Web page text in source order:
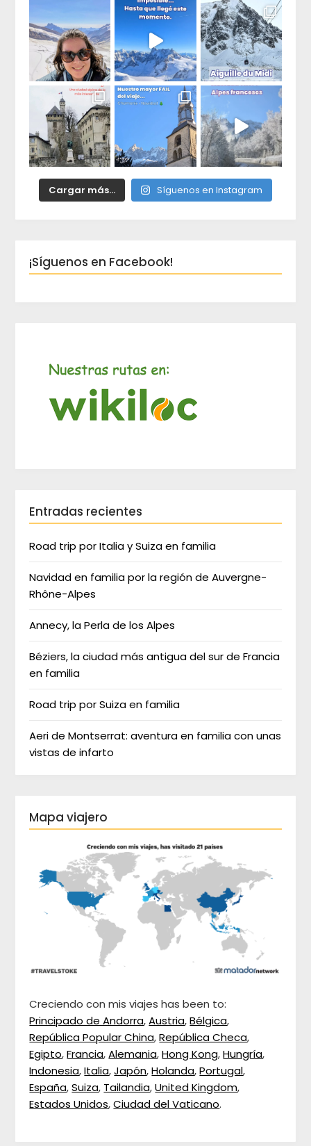
Cargar más... Síguenos en Instagram
¡Síguenos en Facebook!
Entradas recientes
Road trip por Italia y Suiza en familia
Navidad en familia por la región de Auvergne-
Rhône-Alpes
Annecy, la Perla de los Alpes
Béziers, la ciudad más antigua del sur de Francia
en familia
Road trip por Suiza en familia
Aeri de Montserrat: aventura en familia con unas
vistas de infarto
Mapa viajero
Creciendo con mis viajes has been to:
Principado de Andorra,Austria,Bélgica,
República Popular China,República Checa,
Egipto,Francia,Alemania,Hong Kong,Hungría,
Indonesia,Italia,Japón,Holanda,Portugal,
España,Suiza, Tailandia,United Kingdom,
Estados Unidos,Ciudad del Vaticano.